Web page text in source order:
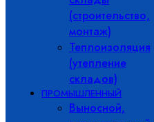
(строительство,
монтаж)
Теплоизоляция
(утепление
складов)
ПРОМЫШЛЕННЫЙ
Выносной,